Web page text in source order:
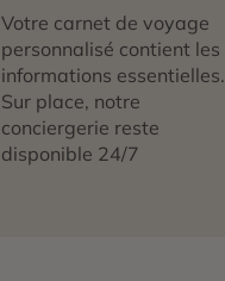
Votre carnet de voyage
personnalisé contient les
informations essentielles.
Sur place, notre
conciergerie reste
disponible 24/7